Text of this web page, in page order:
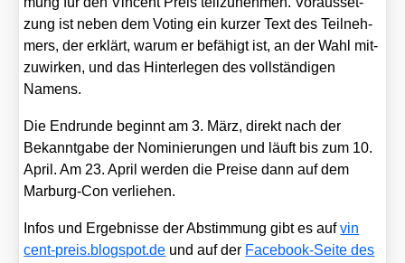
zung ist neben dem Voting ein kur­zer Text des Teil­neh­
mers, der erklärt, war­um er befä­higt ist, an der Wahl mit­
zu­wir­ken, und das Hin­ter­le­gen des voll­stän­di­gen
Namens.
Die End­run­de beginnt am 3. März, direkt nach der
Bekannt­ga­be der Nomi­nie­run­gen und läuft bis zum 10.
April. Am 23. April wer­den die Prei­se dann auf dem
Mar­burg-Con ver­lie­hen.
Infos und Ergeb­nis­se der Abstim­mung gibt es aufvin​
cent​-preis​.blog​spot​.de und auf der Face­book-Sei­te des